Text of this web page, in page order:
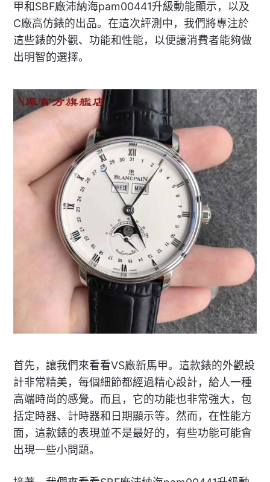
甲和SBF廠沛納海pam00441升級動能顯示，以及
C廠高仿錶的出品。在這次評測中，我們將專注於
這些錶的外觀、功能和性能，以便讓消費者能夠做
出明智的選擇。
首先，讓我們來看看VS廠新馬甲。這款錶的外觀設
計非常精美，每個細節都經過精心設計，給人一種
高端時尚的感覺。而且，它的功能也非常強大，包
括定時器、計時器和日期顯示等。然而，在性能方
面，這款錶的表現並不是最好的，有些功能可能會
出現一些小問題。